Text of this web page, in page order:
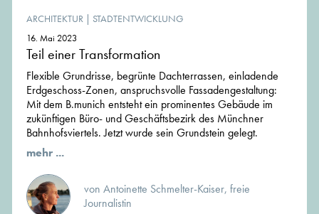
ARCHITEKTUR | STADTENTWICKLUNG
16. Mai 2023
Teil einer Transformation
Flexible Grundrisse, begrünte Dachterrassen, einladende
Erdgeschoss-Zonen, anspruchsvolle Fassadengestaltung:
Mit dem B.munich entsteht ein prominentes Gebäude im
zukünftigen Büro- und Geschäftsbezirk des Münchner
Bahnhofsviertels. Jetzt wurde sein Grundstein gelegt.
mehr ...
von Antoinette Schmelter-Kaiser, freie
Journalistin